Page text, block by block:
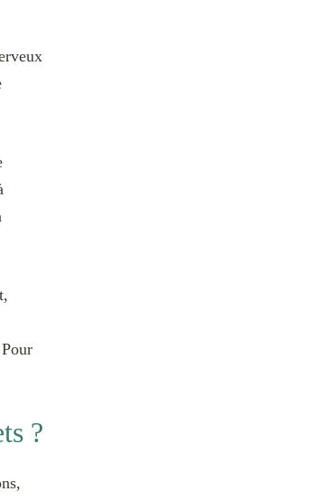
?